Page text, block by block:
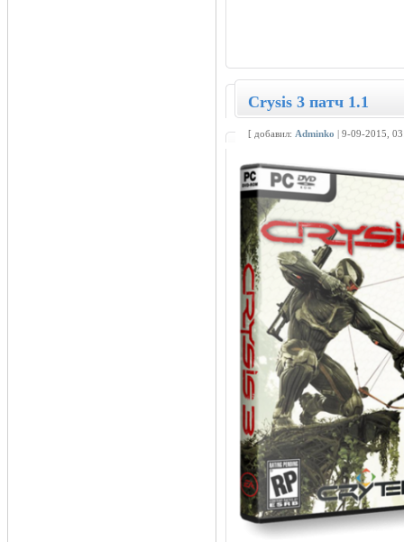
Crysis 3 патч 1.1
[ добавил: Adminko | 9-09-2015,